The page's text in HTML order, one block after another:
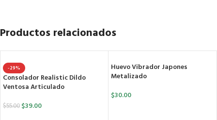
Productos relacionados
-29%
Consolador Realistic Dildo
Ventosa Articulado
$55.00 $39.00
Huevo Vibrador Japones
Metalizado
$30.00